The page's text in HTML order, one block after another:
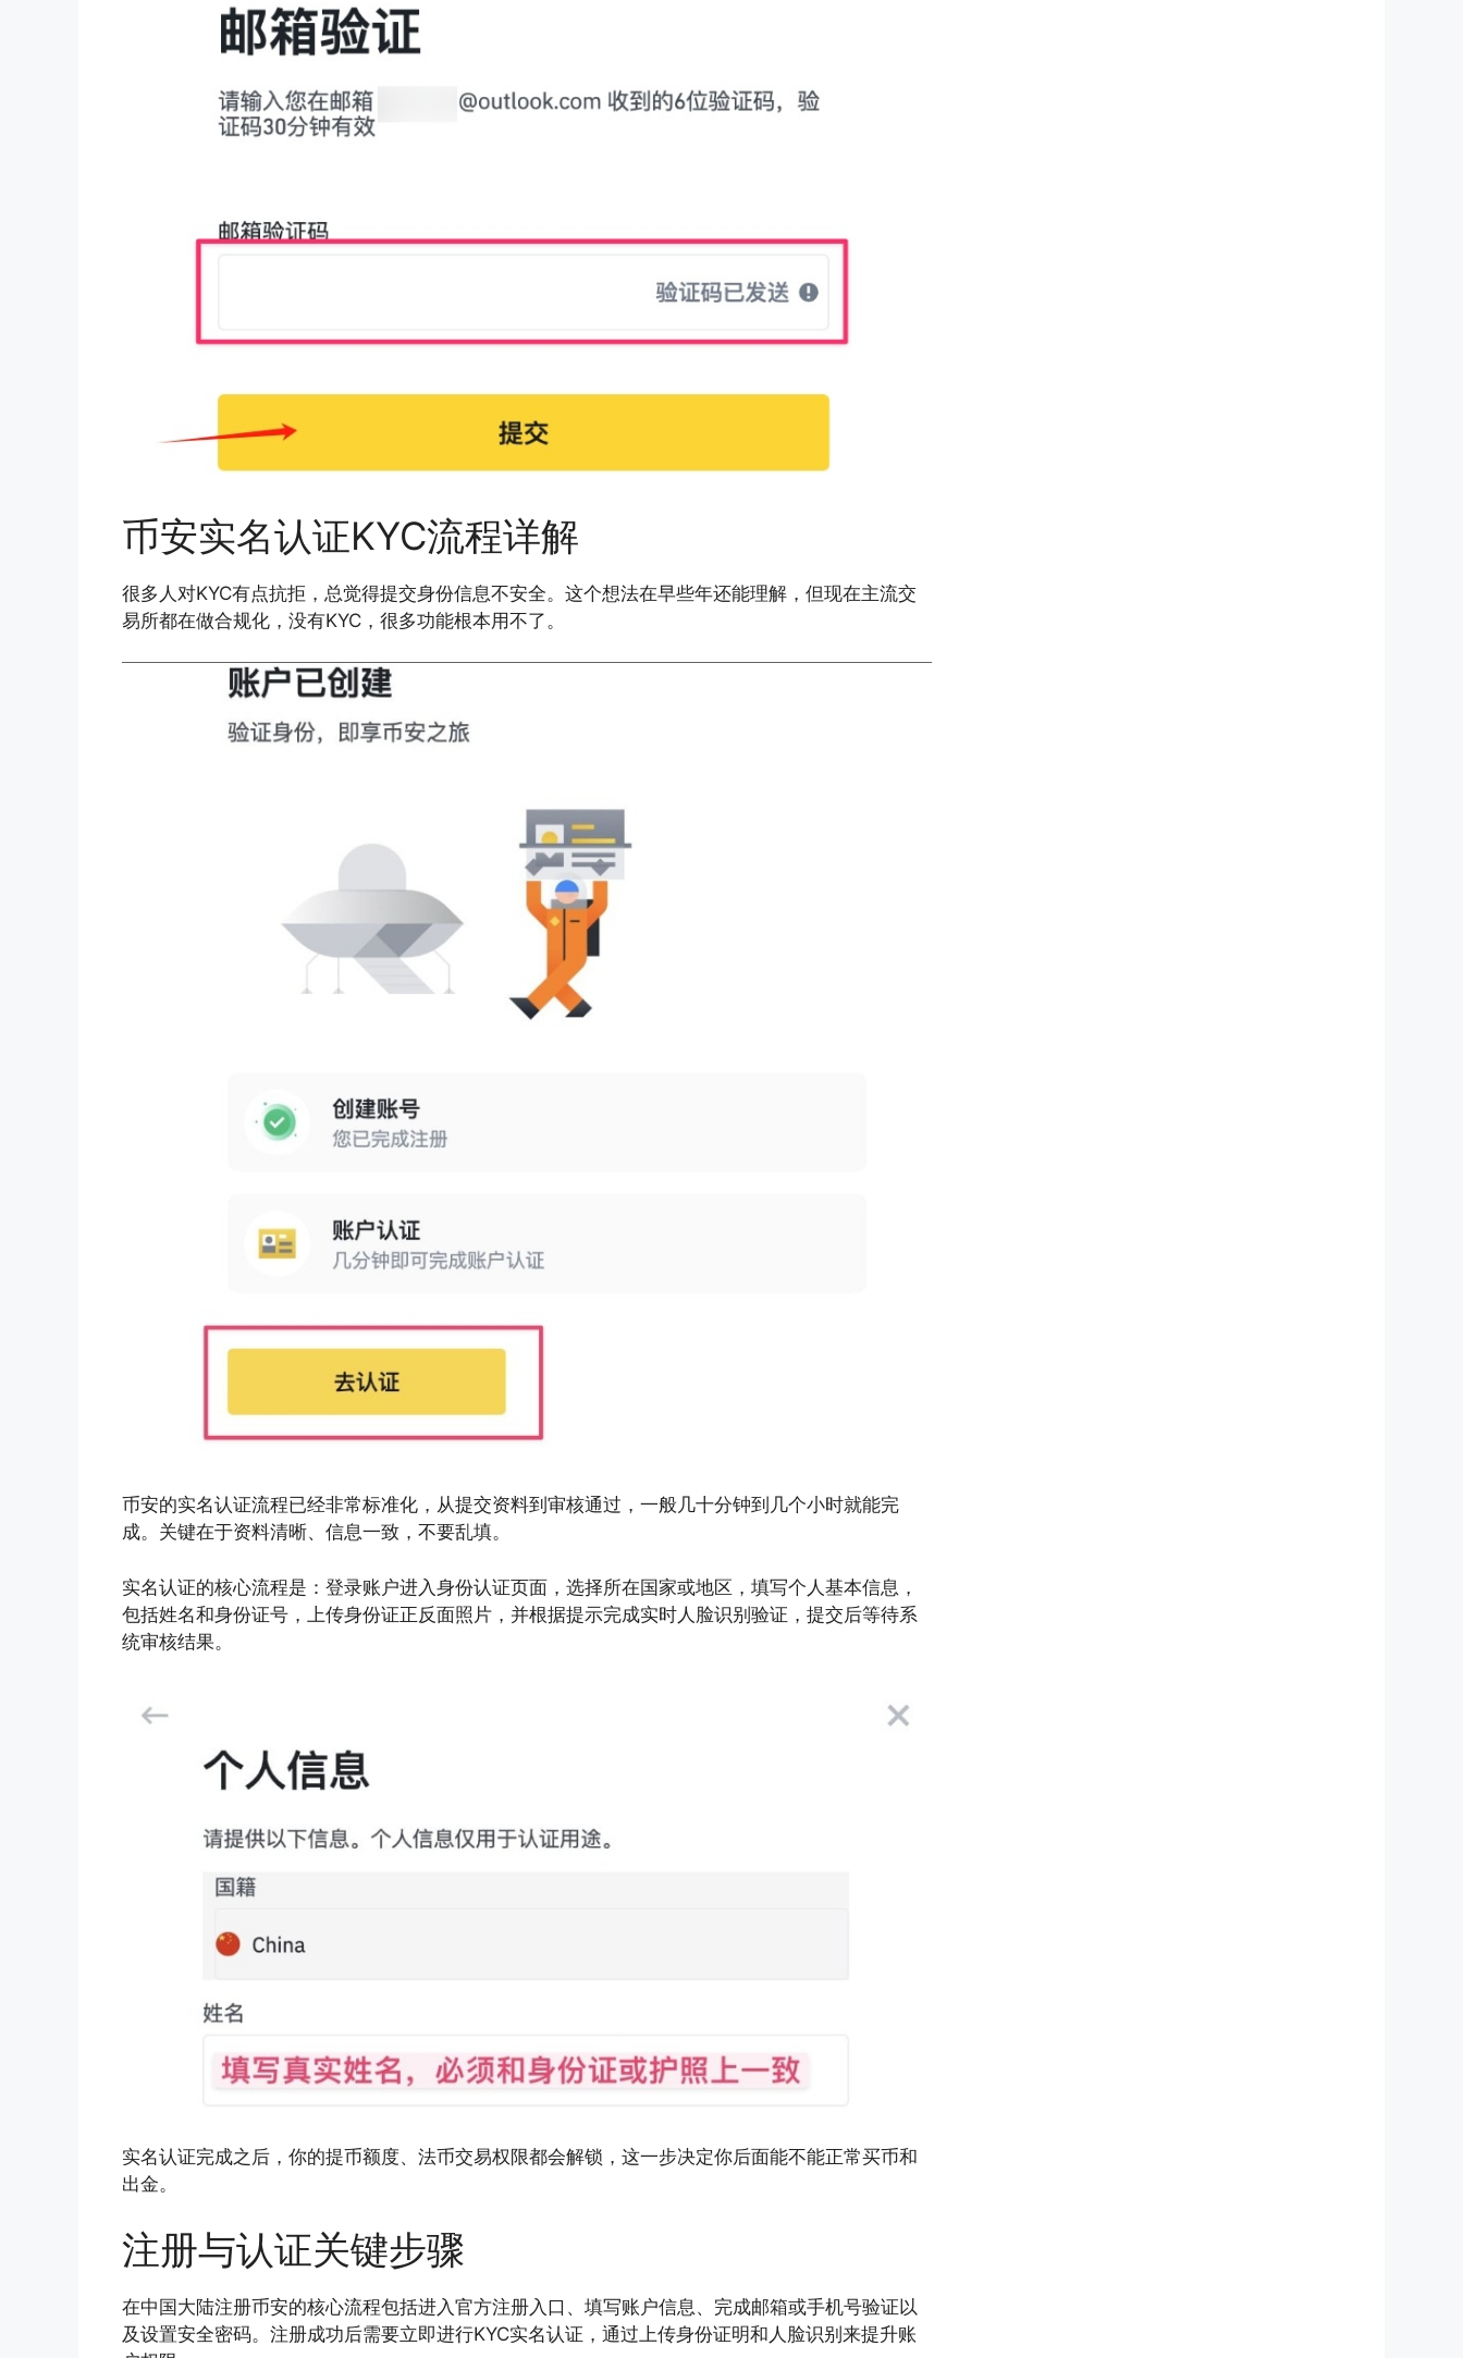
币安实名认证KYC流程详解
很多人对KYC有点抗拒，总觉得提交身份信息不安全。这个想法在早些年还能理解，但现在主流交
易所都在做合规化，没有KYC，很多功能根本用不了。
币安的实名认证流程已经非常标准化，从提交资料到审核通过，一般几十分钟到几个小时就能完
成。关键在于资料清晰、信息一致，不要乱填。
实名认证的核心流程是：登录账户进入身份认证页面，选择所在国家或地区，填写个人基本信息，
包括姓名和身份证号，上传身份证正反面照片，并根据提示完成实时人脸识别验证，提交后等待系
统审核结果。
实名认证完成之后，你的提币额度、法币交易权限都会解锁，这一步决定你后面能不能正常买币和
出金。
注册与认证关键步骤
在中国大陆注册币安的核心流程包括进入官方注册入口、填写账户信息、完成邮箱或手机号验证以
及设置安全密码。注册成功后需要立即进行KYC实名认证，通过上传身份证明和人脸识别来提升账